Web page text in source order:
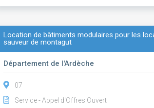
Location de bâtiments modulaires pour les
sauveur de montagut
Département de l'Ardèche
07
Service - Appel d'Offres Ouvert